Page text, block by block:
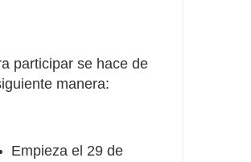
participar se hace de
manera:
Empieza el 29 de